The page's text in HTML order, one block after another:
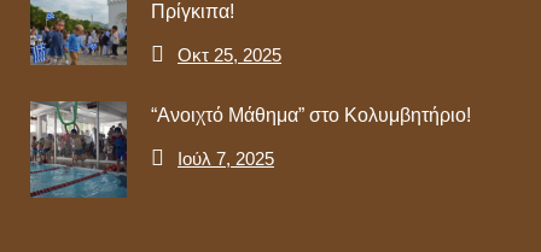
Πρίγκιπα!
Οκτ 25, 2025
“Ανοιχτό Μάθημα” στο Κολυμβητήριο!
Ιούλ 7, 2025